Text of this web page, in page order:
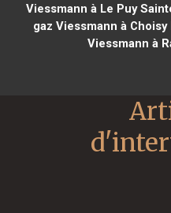
Viessmann à Le Puy
gaz Viessmann à Choisy
Viessmann à